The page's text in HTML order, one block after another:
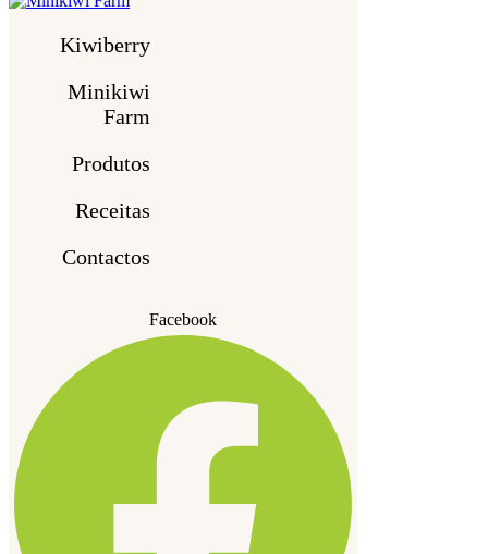
Kiwiberry
Minikiwi
Farm
Produtos
Receitas
Contactos
Facebook